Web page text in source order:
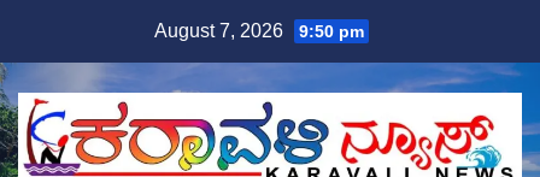
content
August 7, 2026 9:50 pm